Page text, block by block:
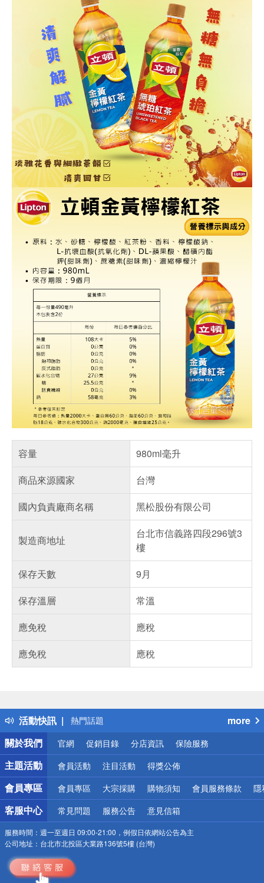
容量
980ml毫升
商品來源國家
台灣
國內負責廠商名稱
黑松股份有限公司
製造商地址
台北市信義路四段296號3
樓
保存天數
9月
保存溫層
常溫
應免稅
應稅
應免稅
應稅
活動快訊
得獎公告
熱門話題
銀行優惠
偏遠地區配送
詐騙網頁！請小心！
more
關於我們
官網 促銷目錄 分店資訊 保險服務
主題活動 會員活動 注目活動 得獎公佈
會員專區 會員專區 大宗採購 購物須知 會員服務條款 隱
客服中心 常見問題 服務公告 意見信箱
服務時間： 週一至週日 09:00-21:00，例假日依網站公告為主
公司地址： 台北市北投區大業路136號5樓 (台灣)